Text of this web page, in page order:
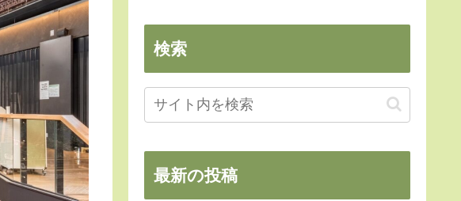
検索
最新の投稿